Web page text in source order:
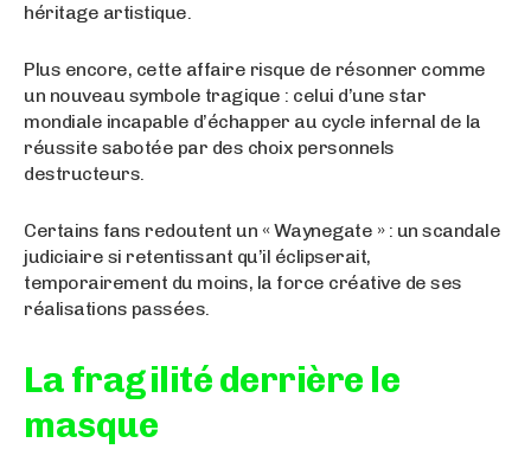
héritage artistique.
Plus encore, cette affaire risque de résonner comme
un nouveau symbole tragique : celui d’une star
mondiale incapable d’échapper au cycle infernal de la
réussite sabotée par des choix personnels
destructeurs.
Certains fans redoutent un « Waynegate » : un scandale
judiciaire si retentissant qu’il éclipserait,
temporairement du moins, la force créative de ses
réalisations passées.
La fragilité derrière le
masque